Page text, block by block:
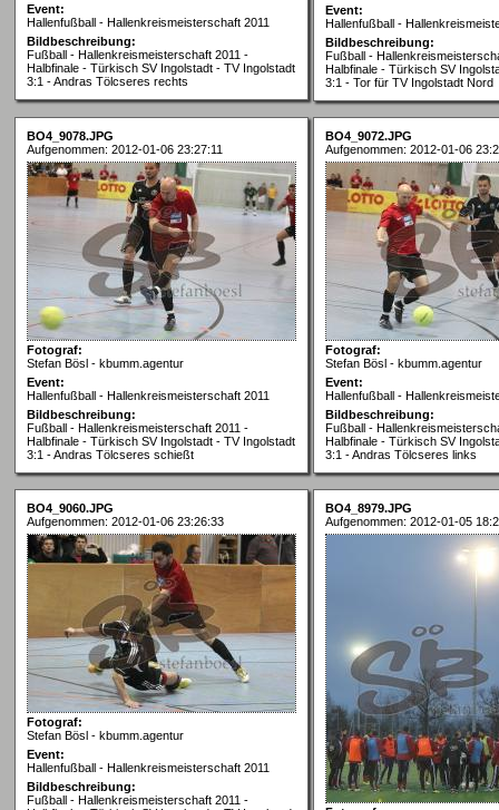
Event:
Hallenfußball - Hallenkreismeisterschaft 2011
Bildbeschreibung:
Fußball - Hallenkreismeisterschaft 2011 -
Halbfinale - Türkisch SV Ingolstadt - TV Ingolstadt
3:1 - Andras Tölcseres rechts
Event:
Hallenfußball -
Bildbeschreibung:
Fußball -
Halbfinale - Türkisch SV
3:1 - Tor für TV Ingolstadt Nord
BO4_9078.JPG
Aufgenommen: 2012-01-06 23:27:11
Fotograf:
Stefan Bösl - kbumm.agentur
Event:
Hallenfußball - Hallenkreismeisterschaft 2011
Bildbeschreibung:
Fußball - Hallenkreismeisterschaft 2011 -
Halbfinale - Türkisch SV Ingolstadt - TV Ingolstadt
3:1 - Andras Tölcseres schießt
BO4_9072.JPG
Aufgenommen: 2012-01-06
Fotograf:
Stefan Bösl - kbumm.agentur
Event:
Hallenfußball -
Bildbeschreibung:
Fußball -
Halbfinale - Türkisch SV
3:1 - Andras Tölcseres links
BO4_9060.JPG
Aufgenommen: 2012-01-06 23:26:33
Fotograf:
Stefan Bösl - kbumm.agentur
Event:
Hallenfußball - Hallenkreismeisterschaft 2011
Bildbeschreibung:
Fußball - Hallenkreismeisterschaft 2011 -
BO4_8979.JPG
Aufgenommen: 2012-01-05